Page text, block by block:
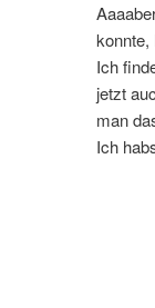
konnte,
Ich
jetzt
man
Ich